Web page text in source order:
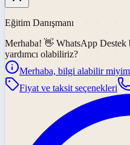
Eğitim Danışmanı
Merhaba! 👋 WhatsApp Destek
yardımcı olabiliriz?
Merhaba, bilgi alabilir
Fiyat ve taksit seçenekleri